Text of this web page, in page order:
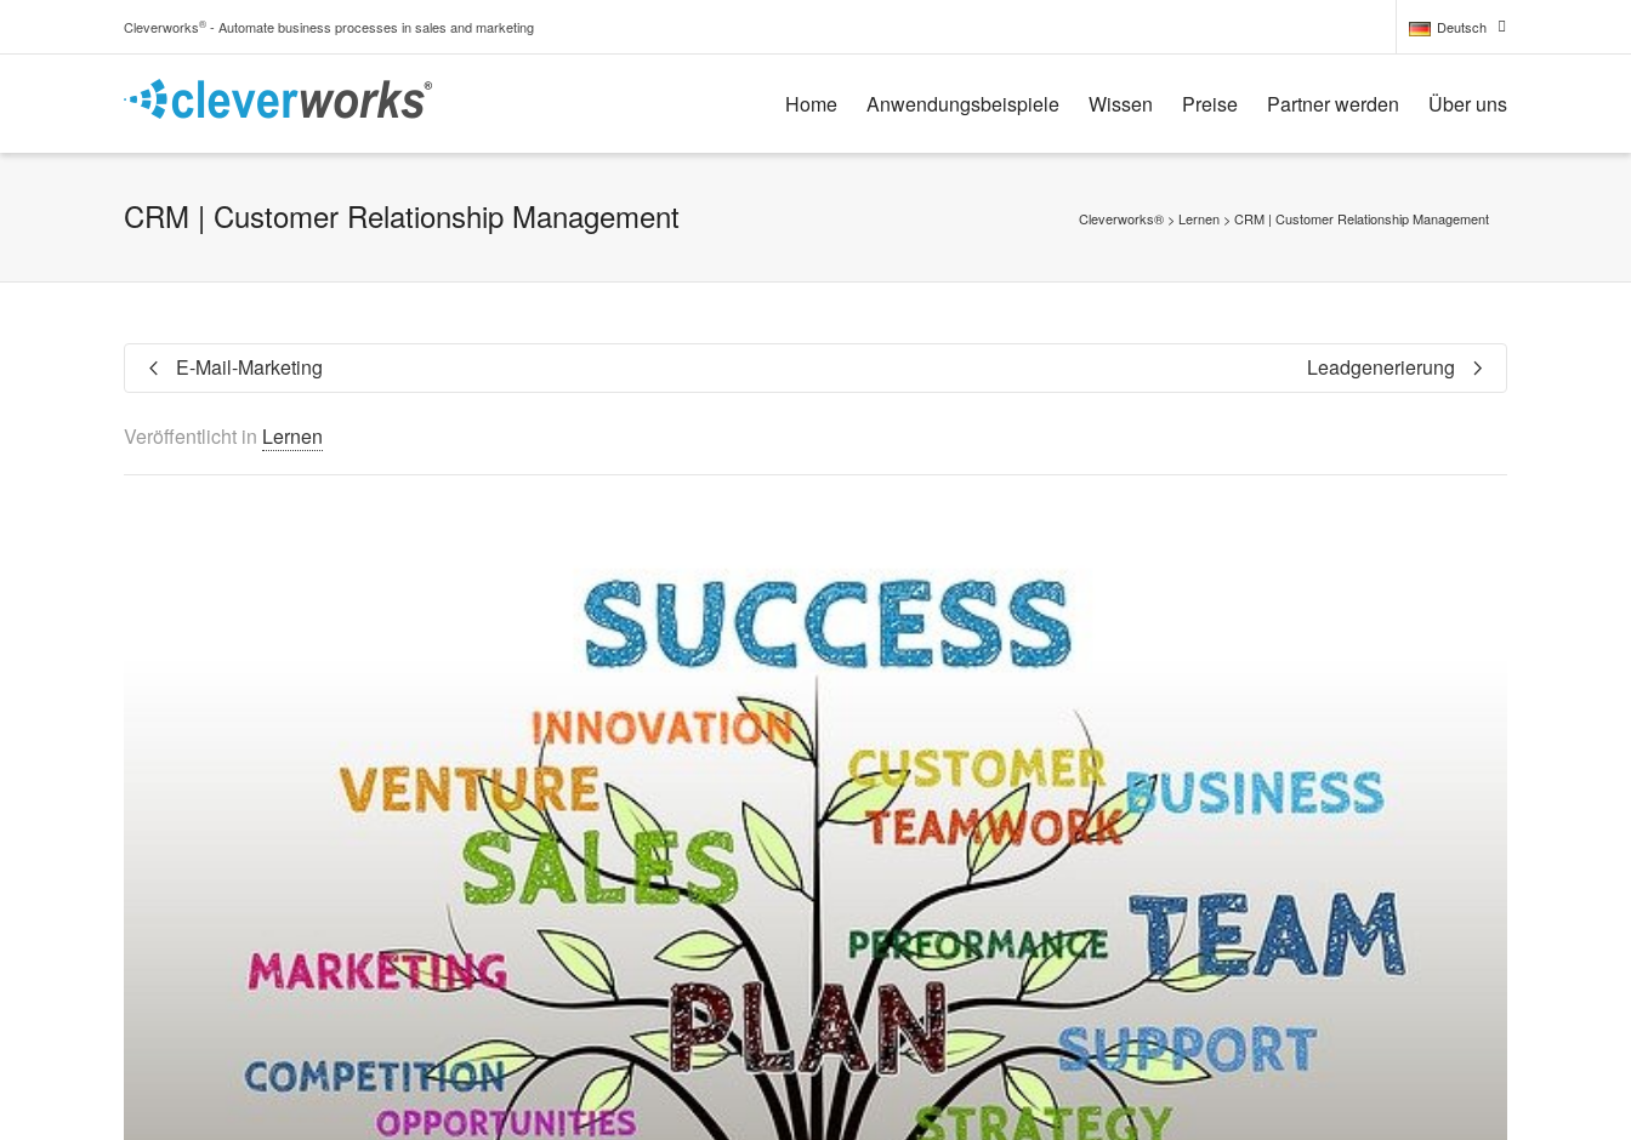
Cleverworks® - Automate business processes in sales and marketing Deutsch
Home Anwendungsbeispiele Wissen Preise Partner werden Über uns
CRM | Customer Relationship Management Cleverworks® > Lernen > CRM | Customer Relationship Management
E-Mail-Marketing Leadgenerierung
Veröffentlicht in Lernen